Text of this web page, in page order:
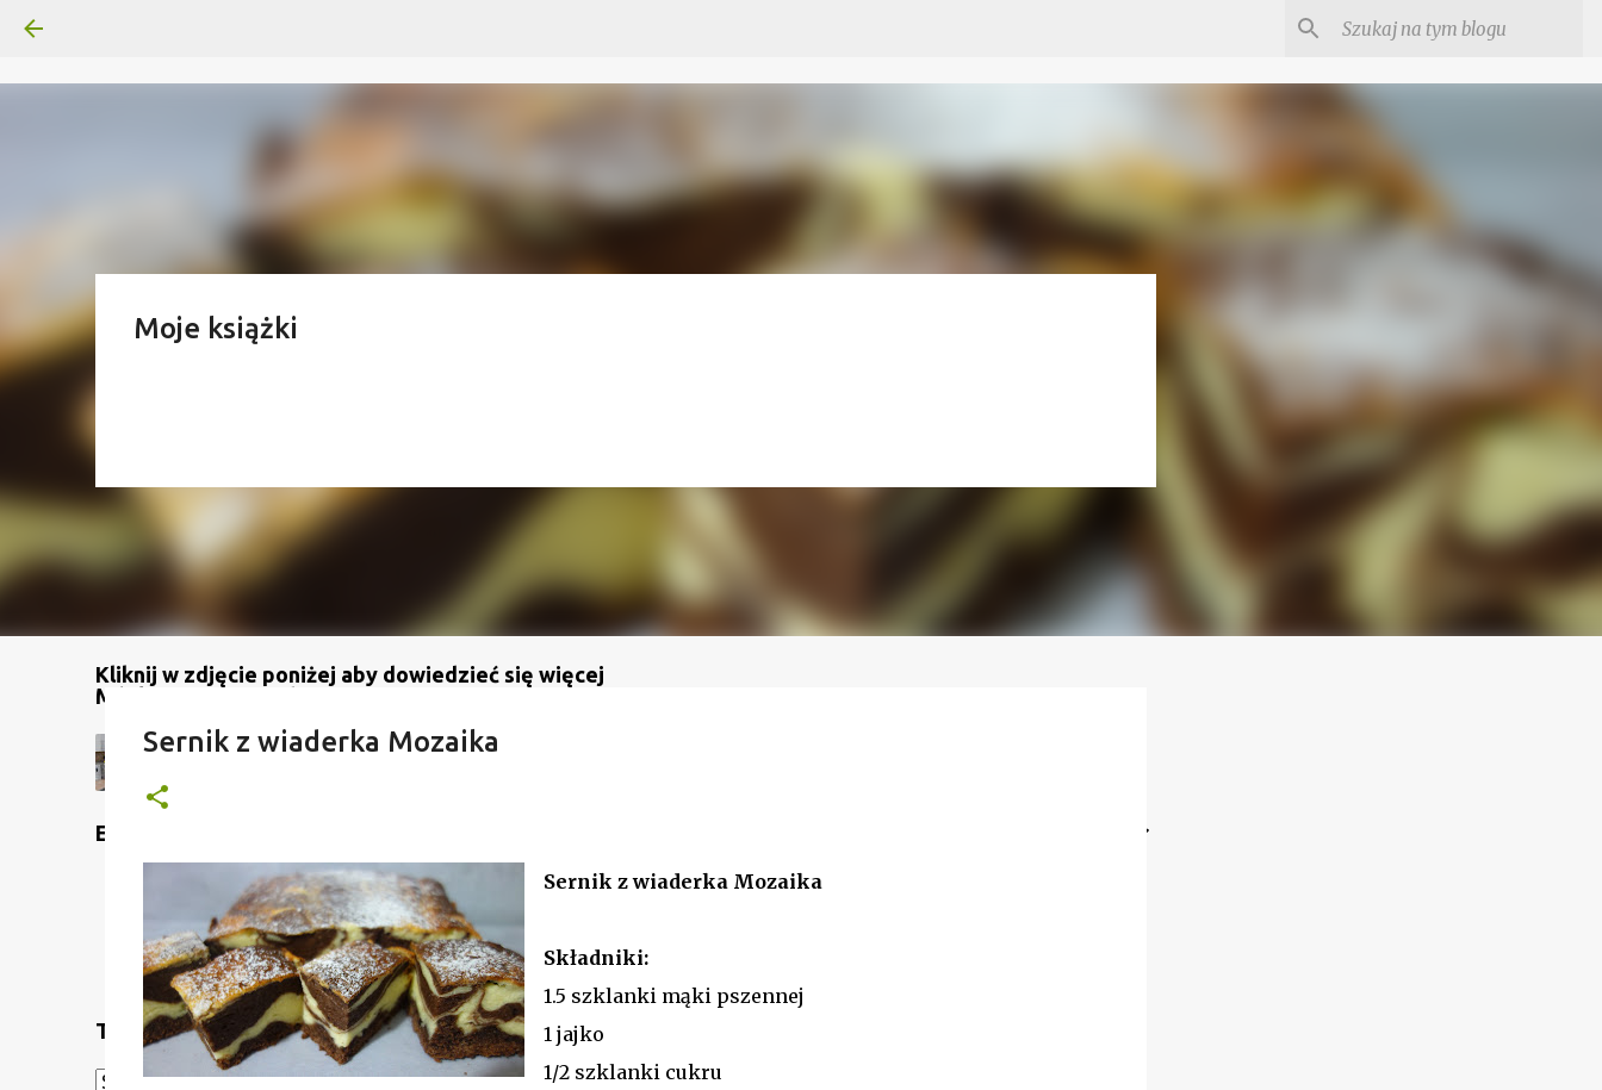
Kliknij w zdjęcie poniżej aby dowiedzieć się więcej
Moje książki
Mój kanał na YouTube
Etykiety
Translate
Sernik z wiaderka Mozaika
Sernik z wiaderka Mozaika
Składniki:
1.5 szklanki mąki pszennej
1 jajko
1/2 szklanki cukru